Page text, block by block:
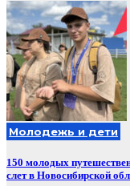
Молодежь и дети
150 молодых
слет в Новосибирской